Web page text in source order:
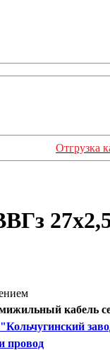
Отгрузка
кабель
провод